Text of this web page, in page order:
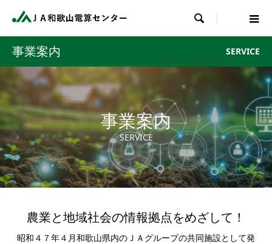

事業案内 SERVICE
事業案内
SERVICE
農業と地域社会の情報拠点をめざして！​
昭和４７年４月和歌山県内のＪＡグループの共同施設として発